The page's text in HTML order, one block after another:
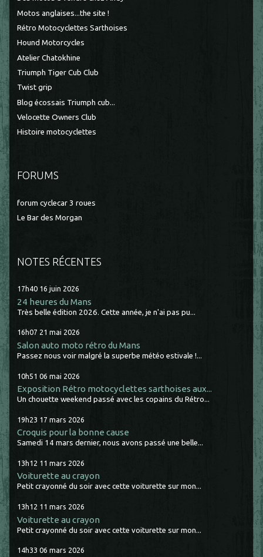
Motos anglaises...the site !
Rétro Motocyclettes Sarthoises
Hound Motorcycles
Atelier Chatokhine
Triumph Tiger Cub Club
Twist grip
Blog écossais Triumph cub...
Velocette Owners Club
Histoire motocyclettes
FORUMS
forum cyclecar 3 roues
Le Bar des Morgan
NOTES RÉCENTES
17h40 16 juin 2026
24 heures du Mans
Très belle édition 2026. Cette année, je n'ai pas pu...
16h07 21 mai 2026
Salon auto moto rétro du Mans
Passez nous voir malgré la superbe météo estivale !...
10h51 06 mai 2026
Exposition Rétro motocyclettes sarthoises aux...
Un chouette weekend passé avec les copains du Rétro...
19h23 17 mars 2026
Croquis pour la bonne cause
Samedi 14 mars dernier, nous avons passé une belle...
13h12 11 mars 2026
Voiturette au crayon
Petit crayonné du soir avec cette voiturette sur mon...
13h12 11 mars 2026
Voiturette au crayon
Petit crayonné du soir avec cette voiturette sur mon...
14h33 06 mars 2026